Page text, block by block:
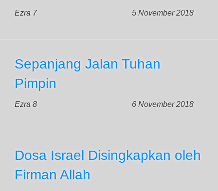
Ezra 7 5 November 2018
Sepanjang Jalan Tuhan
Pimpin
Ezra 8 6 November 2018
Dosa Israel Disingkapkan oleh
Firman Allah